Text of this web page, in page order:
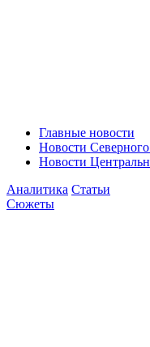
Главные новости
Новости Северного
Новости
Аналитика Статьи
Сюжеты